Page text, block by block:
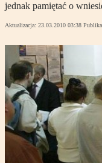
jednak pamiętać o
Aktualizacja: 23.03.2010 03:38